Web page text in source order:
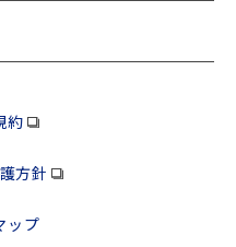
約
方針
ップ